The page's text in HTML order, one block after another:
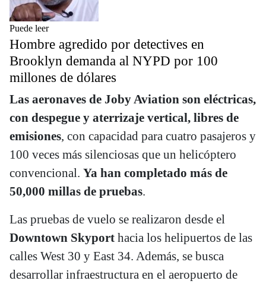
Puede leer
Hombre agredido por detectives en
Brooklyn demanda al NYPD por 100
millones de dólares
Las aeronaves de Joby Aviation son eléctricas,
con despegue y aterrizaje vertical, libres de
emisiones, con capacidad para cuatro pasajeros y
100 veces más silenciosas que un helicóptero
convencional. Ya han completado más de
50,000 millas de pruebas.
Las pruebas de vuelo se realizaron desde el
Downtown Skyport hacia los helipuertos de las
calles West 30 y East 34. Además, se busca
desarrollar infraestructura en el aeropuerto de